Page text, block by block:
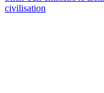
civilisation